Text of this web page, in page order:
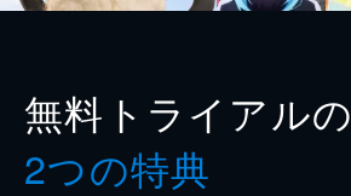
無料トライアルの
2つの特典